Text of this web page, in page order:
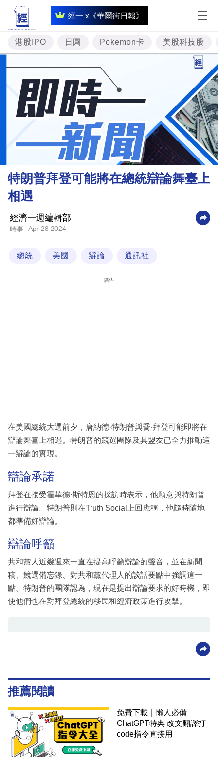
經一 x《華爾街日報》
即
時
財
經
專
題
投
資
樓
市
財
業
科
區
港股IPO 日圓 Pokemon卡 美股科技股
特朗普拜登可能將在總統辯論舞臺上
相遇
經濟一週編輯部
時事 Apr 28 2024
總統 美國 辯論 通訊社
廣告
在美國總統大選前夕，唐納德·特朗普與喬·拜登可能即將在
辯論舞臺上相遇。特朗普的競選團隊及其盟友已全力推動這
一辯論的實現。
辯論承諾
拜登在接受霍華德·斯特恩的採訪時表示，他願意與特朗普
進行辯論。特朗普則在Truth Social上回應稱，他隨時隨地
都準備好辯論。
辯論呼籲
共和黨人近幾週來一直在提高呼籲辯論的聲音，並在新聞
稿、競選備忘錄、對共和黨代理人的談話要點中強調這一
點。特朗普的團隊認為，現在是提出辯論要求的好時機，即
使他們也在對拜登總統的移民和經濟政策進行攻擊。
推薦閱讀
免費下載｜懶人必備
ChatGPT特典 改文翻譯打
code指令直接用